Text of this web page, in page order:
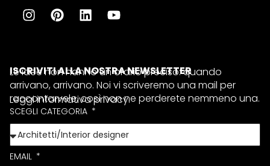
ISCRIVITI ALLA NOSTRA NEWSLETTER
Le idee non hanno un orario preciso: quando
arrivano, arrivano. Noi vi scriveremo una mail per
raccontarvele, così non ne perderete nemmeno una.
Leggi informativa privacy.
SCEGLI CATEGORIA
EMAIL